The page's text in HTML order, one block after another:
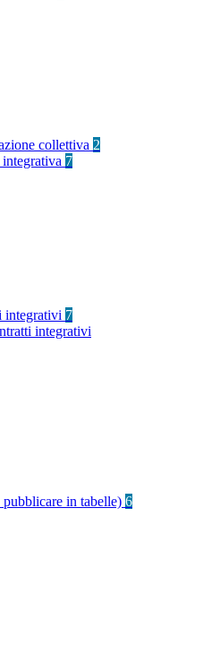
collettiva 2
7
integrativi 7
integrativi
in tabelle) 6